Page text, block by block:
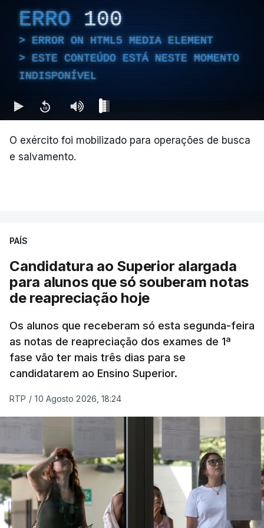
Câmara Mauricio Salazar.
"A situação é crítica",disse Mauricio Salazar em
entrevista à Rádio Caracol.
feridos e 61 prédios desabaram.
Na cidade de Cali, pelo menos 20 prédios
desabaram, com várias pessoas presas nos
escombros, disse o autarca Alejandro Eder à
agência Reuters.
"Por enquanto, temos pelo menos 20 estruturas
Alejandro Eder à rádio X, acrescentando que pediu
ajuda aos autarcas de Bogotá e de Medellín, a
segunda maior cidade do país, para o envio de
equipas de resgate.
Em Bogotá, vários edifícios residenciais estão a ser
evacuados.
#SismosColombiaSGCEvento Sísmico - Boletín
ERRO 100
ERROR ON HTML5 MEDIA ELEMENT
ESTE CONTEÚDO ESTÁ NESTE MOMENTO
INDISPONÍVEL
O exército foi mobilizado para operações de busca
e salvamento.
PAÍS
Candidatura ao Superior alargada
para alunos que só souberam notas
de reapreciação hoje
Os alunos que receberam só esta segunda-feira
as notas de reapreciação dos exames de 1ª
fase vão ter mais três dias para se
candidatarem ao Ensino Superior.
RTP / 10 Agosto 2026, 18:24